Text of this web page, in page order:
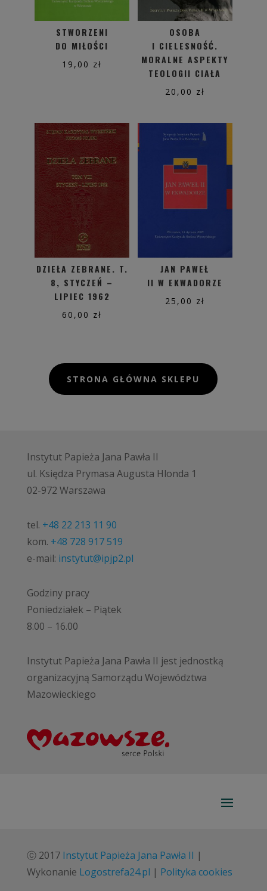
STWORZENI
DO MIŁOŚCI
19,00 zł
OSOBA
I CIELESNOŚĆ.
MORALNE ASPEKTY
TEOLOGII CIAŁA
20,00 zł
DZIEŁA ZEBRANE. T.
8, STYCZEŃ –
LIPIEC 1962
60,00 zł
JAN PAWEŁ
II W EKWADORZE
25,00 zł
STRONA GŁÓWNA SKLEPU
Instytut Papieża Jana Pawła II
ul. Księdza Prymasa Augusta Hlonda 1
02-972 Warszawa
tel. +48 22 213 11 90
kom. +48 728 917 519
e-mail: instytut@ipjp2.pl
Godziny pracy
Poniedziałek – Piątek
8.00 – 16.00
Instytut Papieża Jana Pawła II jest jednostką
organizacyjną Samorządu Województwa
Mazowieckiego
ⓒ 2017 Instytut Papieża Jana Pawła II |
Wykonanie Logostrefa24.pl | Polityka cookies